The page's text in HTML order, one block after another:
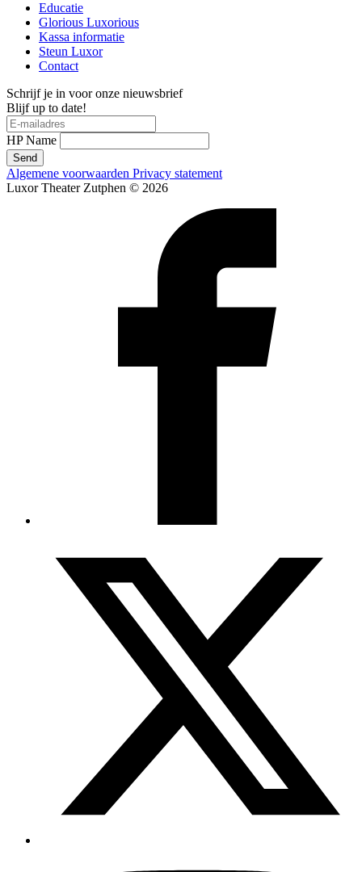
Educatie
Glorious Luxorious
Kassa informatie
Steun Luxor
Contact
Schrijf je in voor onze nieuwsbrief
Blijf up to date!
HP Name
Send
Algemene voorwaarden Privacy statement
Luxor Theater Zutphen © 2026